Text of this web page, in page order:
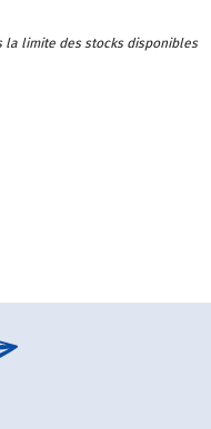
la limite des stocks disponibles